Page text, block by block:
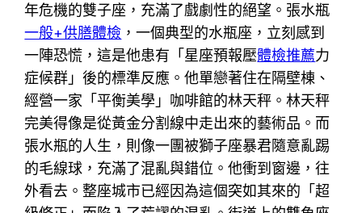
年危機的雙子座，充滿了戲劇性的絕望。張水瓶
一般+供膳體檢 ，一個典型的水瓶座，立刻感到
一陣恐慌，這是他患有「星座預報壓體檢推薦力
症候群」後的標準反應。他單戀著住在隔壁棟、
經營一家「平衡美學」咖啡館的林天秤。林天秤
完美得像是從黃金分割線中走出來的藝術品。而
張水瓶的人生，則像一團被獅子座暴君隨意亂踢
的毛線球，充滿了混亂與錯位。他衝到窗邊，往
外看去。整座城市已經因為這個突如其來的「超